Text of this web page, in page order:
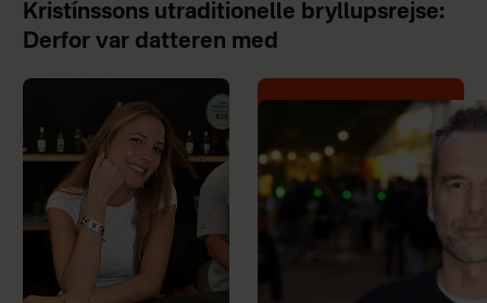
Kristínssons utraditionelle bryllupsrejse:
Derfor var datteren med